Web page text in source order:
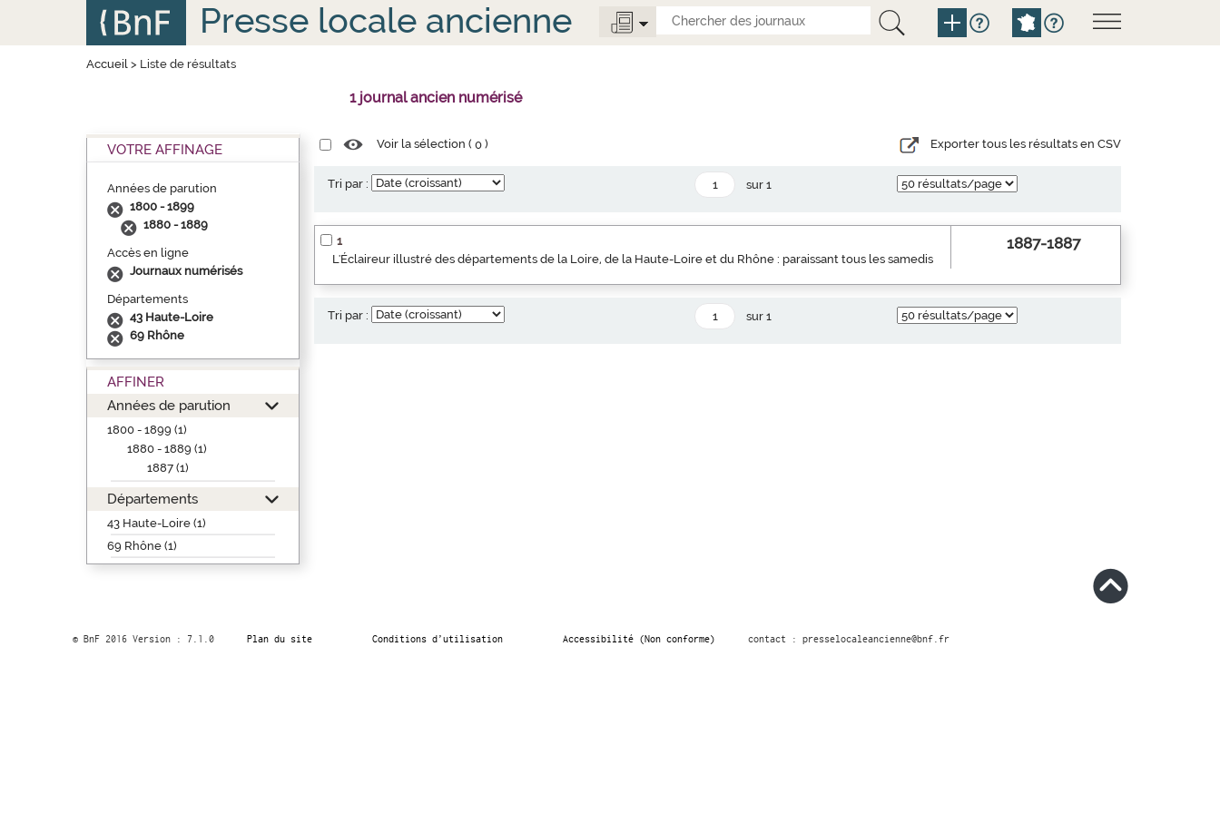
Presse locale ancienne
Accueil> Liste de résultats
1 journal ancien numérisé
VOTRE AFFINAGE
Années de parution
1800 - 1899
1880 - 1889
Accès en ligne
Journaux numérisés
Départements
43 Haute-Loire
69 Rhône
AFFINER
Années de parution
1800 - 1899 (1)
1880 - 1889 (1)
1887 (1)
Départements
43 Haute-Loire (1)
69 Rhône (1)
Voir la sélection (0 ) Exporter tous les résultats en CSV
Tri par : sur 1
1
L'Éclaireur illustré des départements de la Loire, de la Haute-Loire et du Rhône : paraissant tous les samedis
1887-1887
Tri par : sur 1
© BnF 2016 Version : 7.1.0 Plan du site Conditions d’utilisation Accessibilité (Non conforme) contact : presselocaleancienne@bnf.fr
Panneau de gestion des cookies